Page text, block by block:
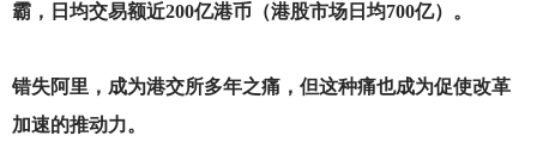
霸，日均交易额近200亿港币（港股市场日均700亿）。
错失阿里，成为港交所多年之痛，但这种痛也成为促使改革
加速的推动力。